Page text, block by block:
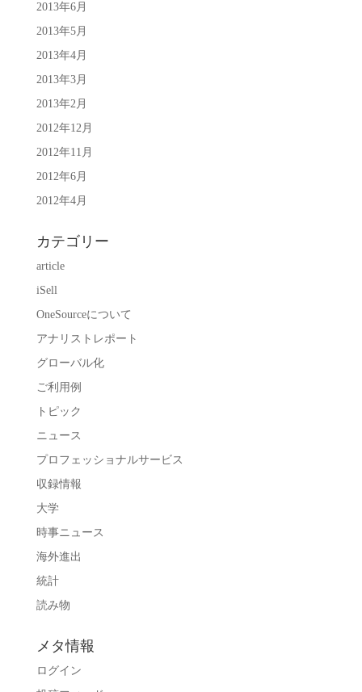
2013年6月
2013年5月
2013年4月
2013年3月
2013年2月
2012年12月
2012年11月
2012年6月
2012年4月
カテゴリー
article
iSell
OneSourceについて
アナリストレポート
グローバル化
ご利用例
トピック
ニュース
プロフェッショナルサービス
収録情報
大学
時事ニュース
海外進出
統計
読み物
メタ情報
ログイン